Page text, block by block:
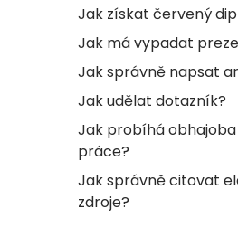
Jak získat červený
Jak má vypadat
Jak správně napsat
Jak udělat dotazník?
Jak probíhá
práce?
Jak správně citovat
zdroje?